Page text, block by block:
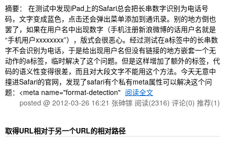
摘要： 在测试中发现iPad上的Safari总会把长串数字识别为电话号
码，文字变成蓝色，点击还会弹出菜单添加到通讯录。别的地方倒也
罢了，如果在用户名中出现数字（手机注册新浪微博的话用户名就是
“手机用户xxxxxxxx”），版式会很恶心。经过测试在a标签中的长串数
字不会识别为电话，于是给出现用户名但没有链接的地方嵌套一个无
动作的a标签，临时解决了这个问题。但是这样增加了额外的标签，代
码的语义性变得很差，而且对大段文字不能用这个方法。今天无意中
撞进Safari的官网，发现了safari有个私有meta属性可以解决这个问
题：<meta name="format-detection" 阅读全文
posted @ 2012-03-26 16:21 张砷镓 阅读(2316) 评论(0) 推荐(1)
取得URL相对于另一个URL的相对路径